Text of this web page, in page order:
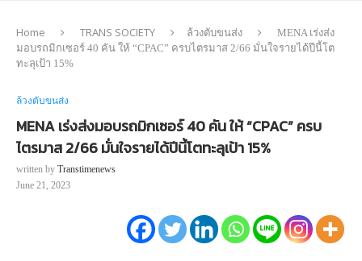
Home TRANS SOCIETY ล้วงตับขนส่ง
MENA เร่งส่ง
มอบรถมิกเซอร์ 40 คัน ให้ “CPAC” ครบไตรมาส 2/66 มั่นใจรายได้ปีนี้โต
ทะลุเป้า 15%
ล้วงตับขนส่ง
MENA เร่งส่งมอบรถมิกเซอร์ 40 คัน ให้ “CPAC” ครบ
ไตรมาส 2/66 มั่นใจรายได้ปีนี้โตทะลุเป้า 15%
written by Transtimenews
June 21, 2023